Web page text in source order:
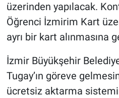
üzerinden yapılacak.
Öğrenci İzmirim Kart
ayrı bir kart alınmasına
İzmir Büyükşehir
Tugay’ın göreve
ücretsiz aktarma